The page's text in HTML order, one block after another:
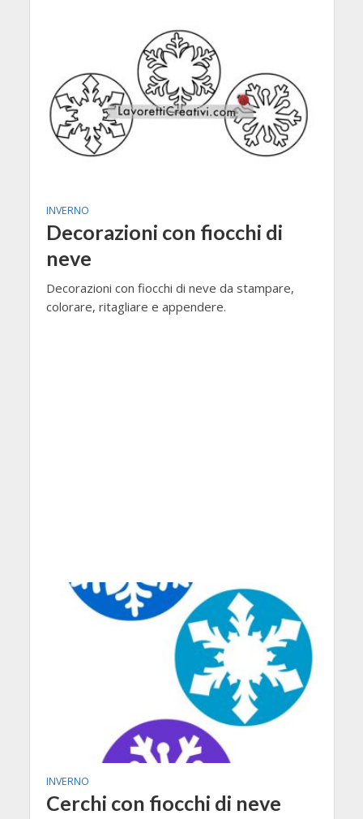
INVERNO
Decorazioni con fiocchi di
neve
Decorazioni con fiocchi di neve da stampare,
colorare, ritagliare e appendere.
INVERNO
Cerchi con fiocchi di neve